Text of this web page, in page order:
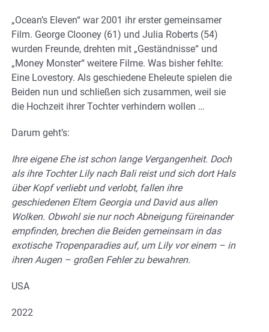
„Ocean’s Eleven“ war 2001 ihr erster gemeinsamer
Film. George Clooney (61) und Julia Roberts (54)
wurden Freunde, drehten mit „Geständnisse“ und
„Money Monster“ weitere Filme. Was bisher fehlte:
Eine Lovestory. Als geschiedene Eheleute spielen die
Beiden nun und schließen sich zusammen, weil sie
die Hochzeit ihrer Tochter verhindern wollen …
Darum geht’s:
Ihre eigene Ehe ist schon lange Vergangenheit. Doch
als ihre Tochter Lily nach Bali reist und sich dort Hals
über Kopf verliebt und verlobt, fallen ihre
geschiedenen Eltern Georgia und David aus allen
Wolken. Obwohl sie nur noch Abneigung füreinander
empfinden, brechen die Beiden gemeinsam in das
exotische Tropenparadies auf, um Lily vor einem – in
ihren Augen – großen Fehler zu bewahren.
USA
2022